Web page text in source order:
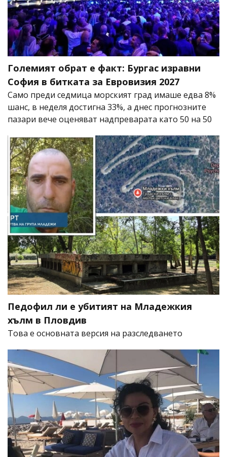
Големият обрат е факт: Бургас изравни
София в битката за Евровизия 2027
Само преди седмица морският град имаше едва 8%
шанс, в неделя достигна 33%, а днес прогнозните
пазари вече оценяват надпреварата като 50 на 50
Педофил ли е убитият на Младежкия
хълм в Пловдив
Това е основната версия на разследването